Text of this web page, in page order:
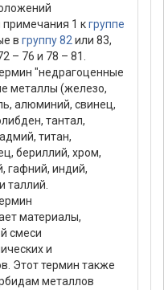
1 кгруппе
в группу 82 или 83,
– 76 и 78 – 81.
"недрагоценные
металлы (железо,
алюминий, свинец,
тантал,
титан,
бериллий, хром,
гафний, индий,
таллий.
материалы,
смеси
и
Этот термин также
металлов